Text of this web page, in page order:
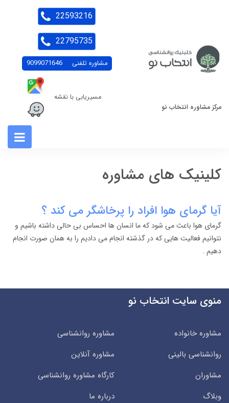
مرکز مشاوره انتخاب نو
مشاوره تلفنی 9099071646
مسیریابی با نقشه
22593216
22795735
کلینیک های مشاوره
آیا گرمای هوا افراد را پرخاشگر می کند ؟
گرمای هوا باعث می شود که ما انسان ها احساس بی حالی داشته باشیم و
نتوانیم فعالیت هایی که در گذشته انجام می دادیم را به همان صورت انجام
دهیم .
منوی سایت انتخاب نو
مشاوره خانواده
مشاوره روانشناسی
روانشناسی بالینی
مشاوره آنلاین
مشاوران
کارگاه مشاوره روانشناسی
وبلاگ
درباره ما